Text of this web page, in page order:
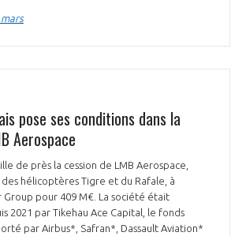
pose ses conditions dans la
Aerospace
de près la cession de LMB Aerospace,
hélicoptères Tigre et du Rafale, à
Group pour 409 M€. La société était
2021 par Tikehau Ace Capital, le fonds
par Airbus*, Safran*, Dassault Aviation*